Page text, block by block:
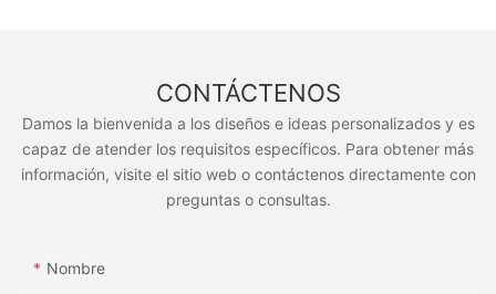
CONTÁCTENOS
Damos la bienvenida a los diseños e ideas personalizados y es
capaz de atender los requisitos específicos. Para obtener más
información, visite el sitio web o contáctenos directamente con
preguntas o consultas.
Nombre